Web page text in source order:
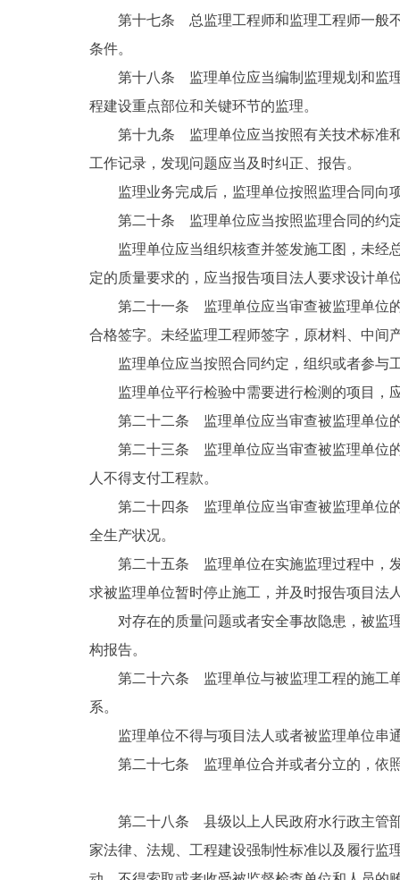
第十七条 总监理工程师和监理工程师一般
条件。
第十八条 监理单位应当编制监理规划和监
程建设重点部位和关键环节的监理。
第十九条 监理单位应当按照有关技术标准
工作记录，发现问题应当及时纠正、报告。
监理业务完成后，监理单位按照监理合同向
第二十条 监理单位应当按照监理合同的约
监理单位应当组织核查并签发施工图，未经
定的质量要求的，应当报告项目法人要求设计单
第二十一条 监理单位应当审查被监理单位
合格签字。未经监理工程师签字，原材料、中间
监理单位应当按照合同约定，组织或者参与
监理单位平行检验中需要进行检测的项目，
第二十二条 监理单位应当审查被监理单位
第二十三条 监理单位应当审查被监理单位
人不得支付工程款。
第二十四条 监理单位应当审查被监理单位
全生产状况。
第二十五条 监理单位在实施监理过程中，
求被监理单位暂时停止施工，并及时报告项目法
对存在的质量问题或者安全事故隐患，被监
构报告。
第二十六条 监理单位与被监理工程的施工
系。
监理单位不得与项目法人或者被监理单位串
第二十七条 监理单位合并或者分立的，依
第二十八条 县级以上人民政府水行政主管
家法律、法规、工程建设强制性标准以及履行监